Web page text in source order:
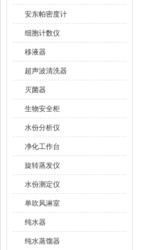
安东帕密度计
细胞计数仪
移液器
超声波清洗器
灭菌器
生物安全柜
水份分析仪
净化工作台
旋转蒸发仪
水份测定仪
单吹风淋室
纯水器
纯水蒸馏器